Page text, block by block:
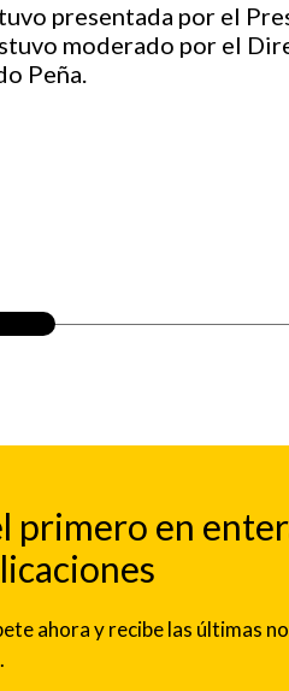
presentada por el
moderado por el
Peña.
primero en
ahora y recibe las últimas